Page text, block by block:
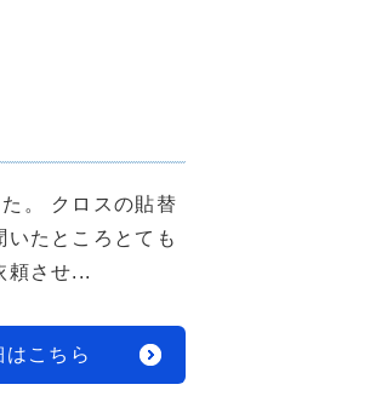
。 クロスの貼替
たところとても
頼させ...
はこちら